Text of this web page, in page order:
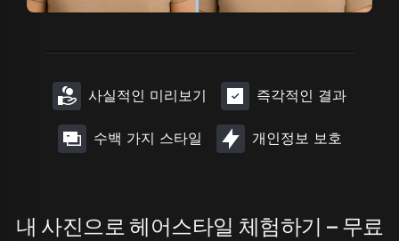
사실적인 미리보기 즉각적인 결과
수백 가지 스타일 개인정보 보호
내 사진으로 헤어스타일 체험하기 – 무료